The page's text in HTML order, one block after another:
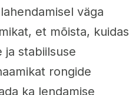
väga
et mõista, kuidas
ja stabiilsuse
rongide
ka lendamise